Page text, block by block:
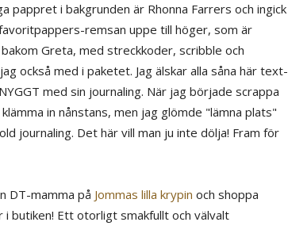
pappret i bakgrunden är Rhonna Farrers och ingick
remsan uppe till höger, som är
Greta, med streckkoder, scribble och
också med i paketet. Jag älskar alla såna här text-
med sin journaling. När jag började scrappa
in nånstans, men jag glömde "lämna plats"
journaling. Det här vill man ju inte dölja! Fram för
DT-mamma på Jommas lilla krypin och shoppa
butiken! Ett otorligt smakfullt och välvalt